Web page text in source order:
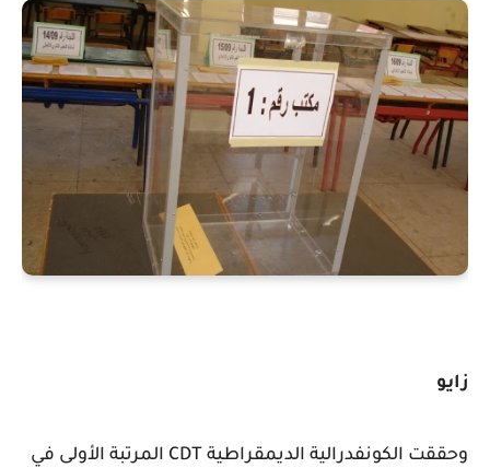
زايو
وحققت الكونفدرالية الديمقراطية CDT المرتبة الأولى في